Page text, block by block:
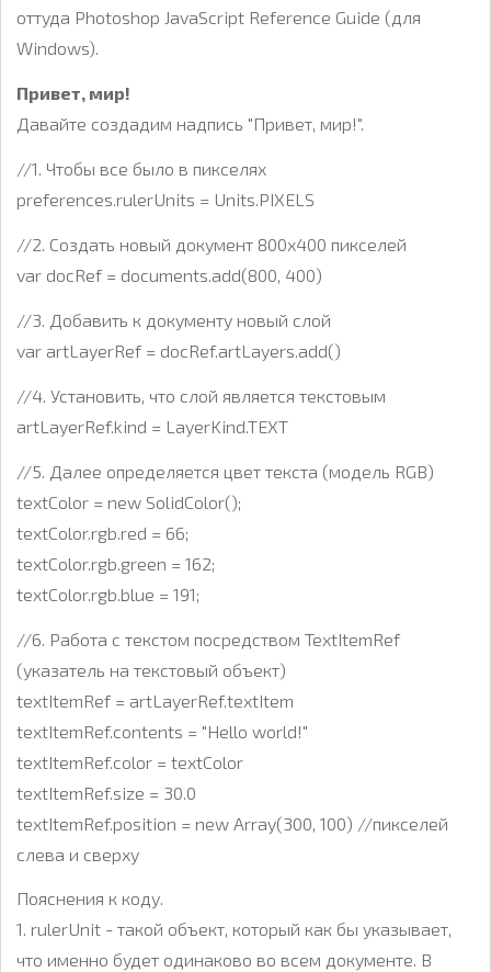
оттуда Photoshop JavaScript Reference Guide (для
Windows).
Привет, мир!
Давайте создадим надпись "Привет, мир!".
//1. Чтобы все было в пикселях
preferences.rulerUnits = Units.PIXELS
//2. Создать новый документ 800х400 пикселей
var docRef = documents.add(800, 400)
//3. Добавить к документу новый слой
var artLayerRef = docRef.artLayers.add()
//4. Установить, что слой является текстовым
artLayerRef.kind = LayerKind.TEXT
//5. Далее определяется цвет текста (модель RGB)
textColor = new SolidColor();
textColor.rgb.red = 66;
textColor.rgb.green = 162;
textColor.rgb.blue = 191;
//6. Работа с текстом посредством TextItemRef
(указатель на текстовый объект)
textItemRef = artLayerRef.textItem
textItemRef.contents = "Hello world!"
textItemRef.color = textColor
textItemRef.size = 30.0
textItemRef.position = new Array(300, 100) //пикселей
слева и сверху
Пояснения к коду.
1. rulerUnit - такой объект, который как бы указывает,
что именно будет одинаково во всем документе. В